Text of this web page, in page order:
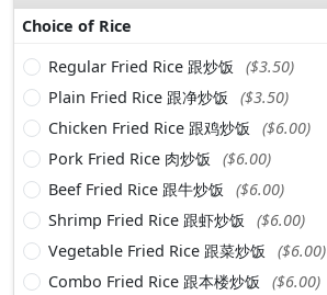
Choice of Rice
Regular Fried Rice 跟炒饭
($3.50)
Plain Fried Rice 跟净炒饭
($3.50)
Chicken Fried Rice 跟鸡炒饭
($6.00)
Pork Fried Rice 肉炒饭
($6.00)
Beef Fried Rice 跟牛炒饭
($6.00)
Shrimp Fried Rice 跟虾炒饭
($6.00)
Vegetable Fried Rice 跟菜炒饭
($6.00)
Combo Fried Rice 跟本楼炒饭
($6.00)